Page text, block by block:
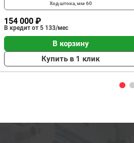
Ход штока, мм 60
154 000 ₽
В кредит от 5 133/мес
В корзину
Купить в 1 клик